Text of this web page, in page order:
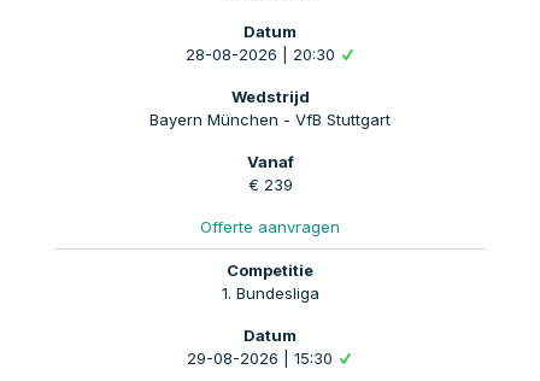
28-08-2026 | 20:30
Bayern München - VfB Stuttgart
€ 239
Offerte aanvragen
1. Bundesliga
29-08-2026 | 15:30